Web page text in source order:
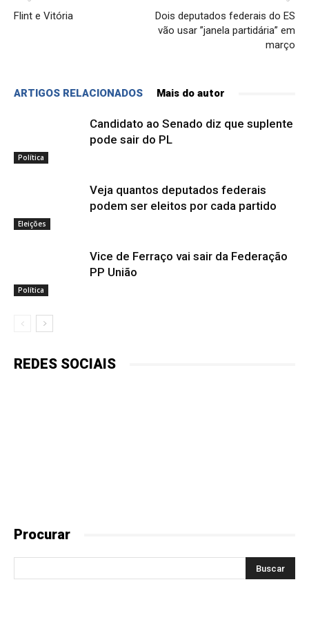
Flint e Vitória
Dois deputados federais do ES
vão usar ”janela partidária” em
março
ARTIGOS RELACIONADOS Mais do autor
Política
Candidato ao Senado diz que suplente
pode sair do PL
Eleições
Veja quantos deputados federais
podem ser eleitos por cada partido
Política
Vice de Ferraço vai sair da Federação
PP União
REDES SOCIAIS
Procurar